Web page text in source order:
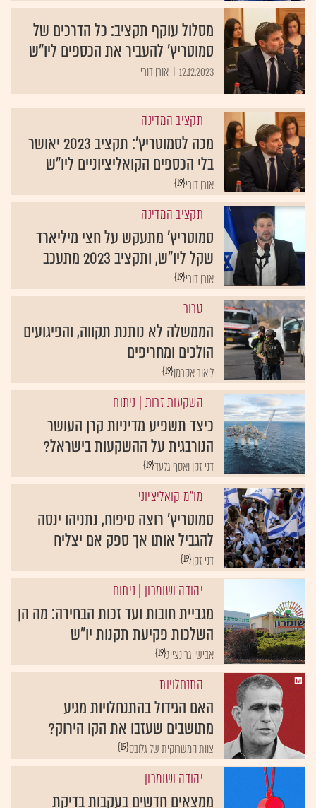
מסלול עוקף תקציב: כל הדרכים של
סמוטריץ' להעביר את הכספים ליו"ש
12.12.2023 אורן דורי
תקציב המדינה
מכה לסמוטריץ': תקציב 2023 יאושר
בלי הכספים הקואליציוניים ליו"ש
{19}אורן דורי
תקציב המדינה
סמוטריץ' מתעקש על חצי מיליארד
שקל ליו"ש, ותקציב 2023 מתעכב
{19}אורן דורי
טרור
הממשלה לא נותנת תקווה, והפיגועים
הולכים ומחריפים
{19}ליאור אקרמן
השקעות זרות | ניתוח
כיצד תשפיע מדיניות קרן העושר
הנורבגית על ההשקעות בישראל?
{19}דני זקן ואסף גלעד
מו"מ קואליציוני
סמוטריץ' רוצה סיפוח, נתניהו ינסה
להגביל אותו אך ספק אם יצליח
{19}דני זקן
יהודה ושומרון | ניתוח
מגביית חובות ועד זכות הבחירה: מה הן
השלכות פקיעת תקנות יו"ש
{19}אבישי גרינצייג
התנחלויות
האם הגידול בהתנחלויות מגיע
מתושבים שעזבו את הקו הירוק?
{19}צוות המשרוקית של גלובס
יהודה ושומרון
ממצאים חדשים בעקבות בדיקת